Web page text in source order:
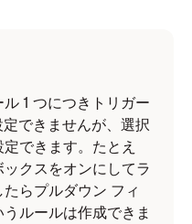
1 つにつきトリガー
できませんが、選択
できます。たとえ
クスをオンにしてラ
らプルダウン フィ
ルールは作成できま